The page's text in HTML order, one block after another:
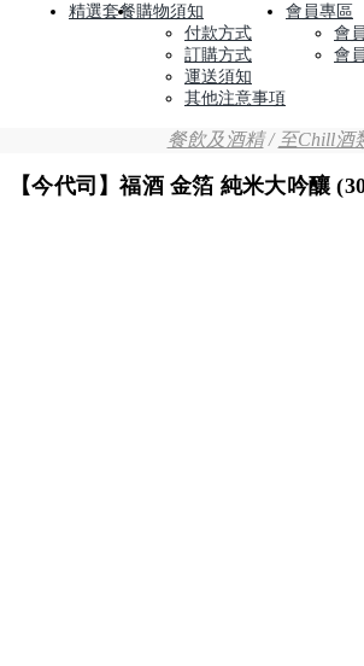
精選套餐購物須知
付款方式
訂購方式
運送須知
其他注意事項
會員專區
會
會
餐飲及酒精/ 至Chill酒
【今代司】福酒 金箔 純米大吟釀